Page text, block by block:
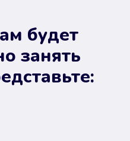
будет
занять